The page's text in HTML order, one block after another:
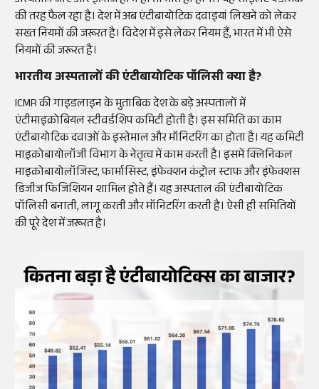
की तरह फैल रहा है। देश में अब एंटीबायोटिक दवाइयां लिखने को लेकर
सख्त नियमों की जरूरत है। विदेश में इसे लेकर नियम हैं, भारत में भी ऐसे
नियमों की जरूरत है।
भारतीय अस्पतालों की एंटीबायोटिक पॉलिसी क्या है?
ICMR की गाइडलाइन के मुताबिक देश के बड़े अस्पतालों में
एंटीमाइक्रोबियल स्टीवर्डशिप कमिटी होती है। इस समिति का काम
एंटीबायोटिक दवाओं के इस्तेमाल और मॉनिटरिंग का होता है। यह कमिटी
माइक्रोबायोलॉजी विभाग के नेतृत्व में काम करती है। इसमें क्लिनिकल
माइक्रोबायोलॉजिस्ट, फार्मासिस्ट, इंफेक्शन कंट्रोल स्टाफ और इंफेक्शस
डिजीज फिजिशियन शामिल होते हैं। यह अस्पताल की एंटीबायोटिक
पॉलिसी बनाती, लागू करती और मॉनिटरिंग करती है। ऐसी ही समितियों
की पूरे देश में जरूरत है।